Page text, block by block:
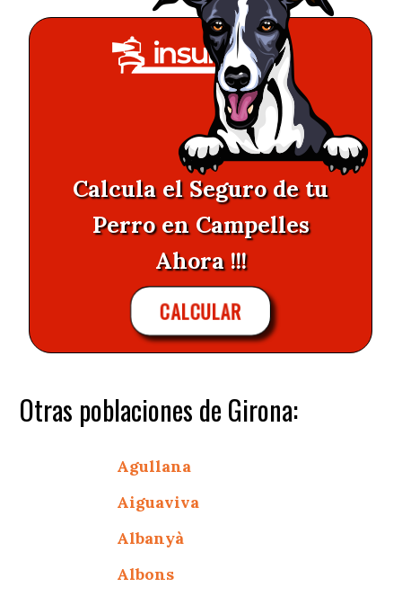
Calcula el Seguro de tu
Perro en Campelles
Ahora !!!
CALCULAR
Otras poblaciones de Girona:
Agullana
Aiguaviva
Albanyà
Albons